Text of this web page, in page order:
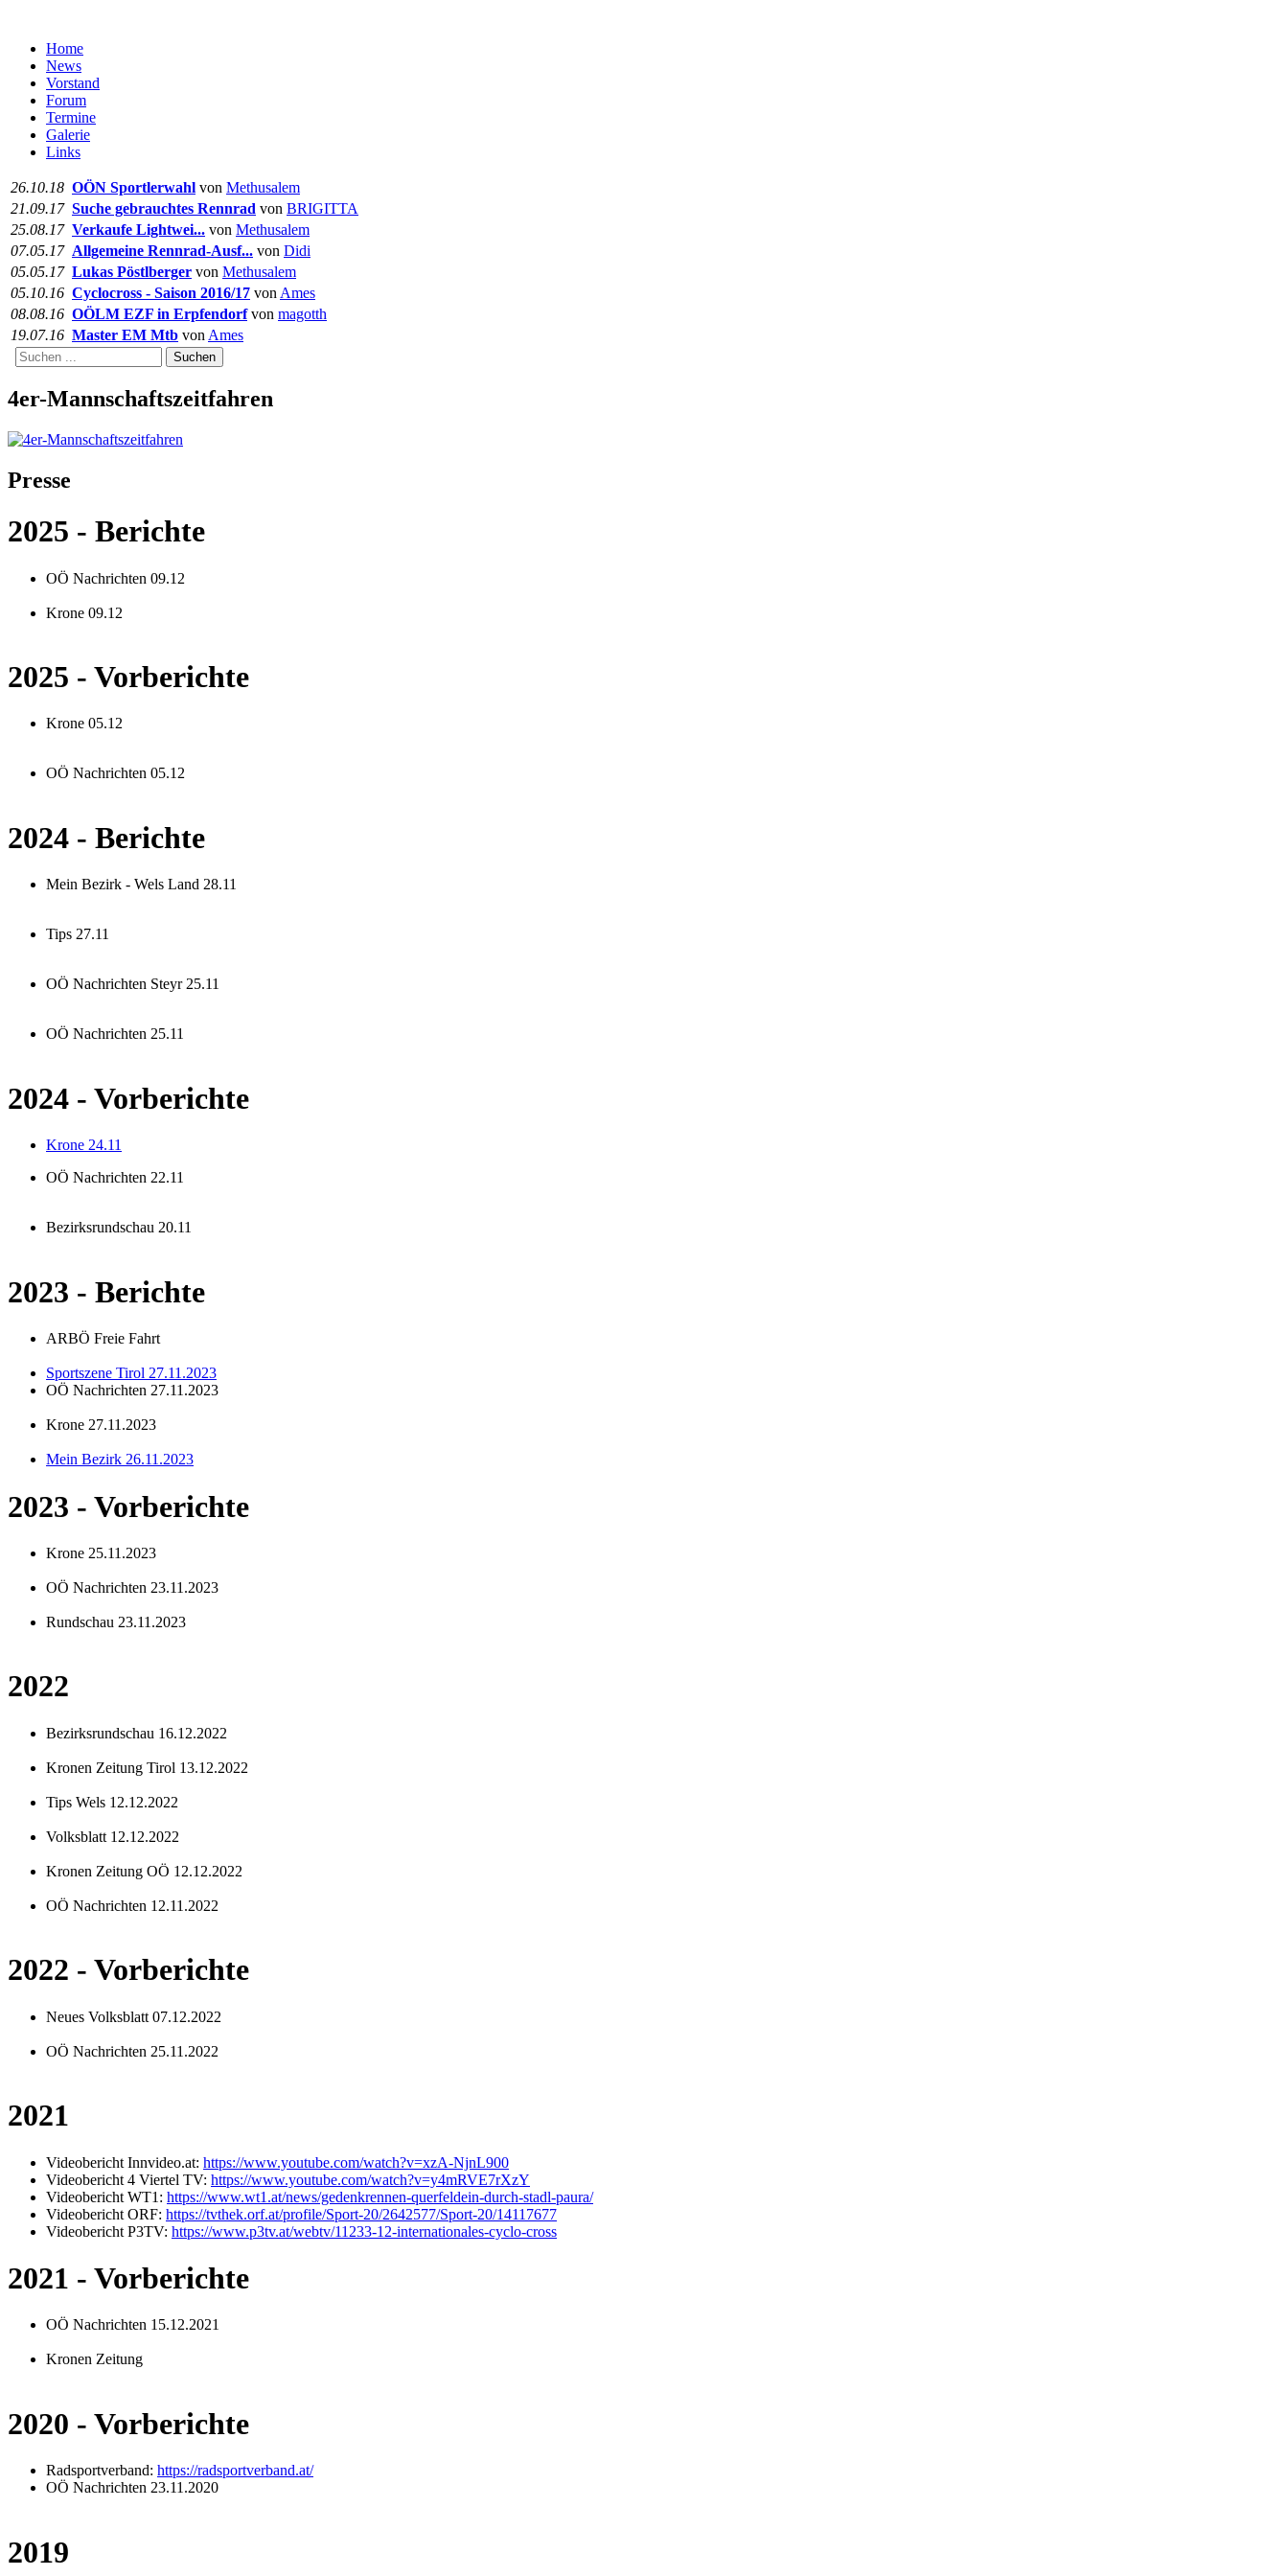
Home
News
Vorstand
Forum
Termine
Galerie
Links
26.10.18 OÖN Sportlerwahl von Methusalem
21.09.17 Suche gebrauchtes Rennrad von BRIGITTA
25.08.17 Verkaufe Lightwei... von Methusalem
07.05.17 Allgemeine Rennrad-Ausf... von Didi
05.05.17 Lukas Pöstlberger von Methusalem
05.10.16 Cyclocross - Saison 2016/17 von Ames
08.08.16 OÖLM EZF in Erpfendorfvon magotth
19.07.16 Master EM Mtb von Ames
Suchen
4er-Mannschaftszeitfahren
Presse
2025 - Berichte
OÖ Nachrichten 09.12
Krone 09.12
2025 - Vorberichte
Krone 05.12
OÖ Nachrichten 05.12
2024 - Berichte
Mein Bezirk - Wels Land 28.11
Tips 27.11
OÖ Nachrichten Steyr 25.11
OÖ Nachrichten 25.11
2024 - Vorberichte
Krone 24.11
OÖ Nachrichten 22.11
Bezirksrundschau 20.11
2023 - Berichte
ARBÖ Freie Fahrt
Sportszene Tirol 27.11.2023
OÖ Nachrichten 27.11.2023
Krone 27.11.2023
Mein Bezirk 26.11.2023
2023 - Vorberichte
Krone 25.11.2023
OÖ Nachrichten 23.11.2023
Rundschau 23.11.2023
2022
Bezirksrundschau 16.12.2022
Kronen Zeitung Tirol 13.12.2022
Tips Wels 12.12.2022
Volksblatt 12.12.2022
Kronen Zeitung OÖ 12.12.2022
OÖ Nachrichten 12.11.2022
2022 - Vorberichte
Neues Volksblatt 07.12.2022
OÖ Nachrichten 25.11.2022
2021
Videobericht Innvideo.at: https://www.youtube.com/watch?v=xzA-NjnL900
Videobericht 4 Viertel TV: https://www.youtube.com/watch?v=y4mRVE7rXzY
Videobericht WT1: https://www.wt1.at/news/gedenkrennen-querfeldein-durch-stadl-paura/
Videobericht ORF: https://tvthek.orf.at/profile/Sport-20/2642577/Sport-20/14117677
Videobericht P3TV: https://www.p3tv.at/webtv/11233-12-internationales-cyclo-cross
2021 - Vorberichte
OÖ Nachrichten 15.12.2021
Kronen Zeitung
2020 - Vorberichte
Radsportverband: https://radsportverband.at/
OÖ Nachrichten 23.11.2020
2019